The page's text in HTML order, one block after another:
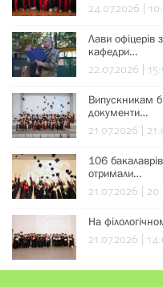
24.07.2026 |
Лави офіцерів
кафедри…
22.07.2026 |
Випускникам
документи…
21.07.2026 |
106 бакалаврів
отримали…
21.07.2026 |
На
21.07.2026 |